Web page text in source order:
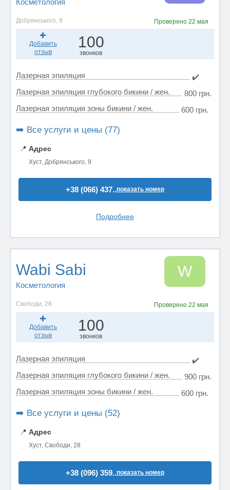
Косметология
Добрянського, 9 Проверено 22 мая
Добавить
отзыв
100
звонков
Лазерная эпиляция
✔️
Лазерная эпиляция глубокого бикини / жен.
800 грн.
Лазерная эпиляция зоны бикини / жен.
600 грн.
➡️ Все услуги и цены (77)
📍 Адрес
Хуст, Добрянського, 9
+38 (066) 437..показать номер
Подробнее
Wabi Sabi
Косметология
W
Свободи, 28 Проверено 22 мая
Добавить
отзыв
100
звонков
Лазерная эпиляция
✔️
Лазерная эпиляция глубокого бикини / жен.
900 грн.
Лазерная эпиляция зоны бикини / жен.
600 грн.
➡️ Все услуги и цены (52)
📍 Адрес
Хуст, Свободи, 28
+38 (096) 359..показать номер